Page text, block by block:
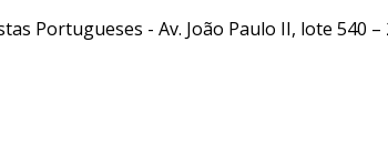
Portugueses - Av. João Paulo II, lote 540